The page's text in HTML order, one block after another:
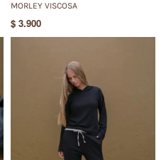
MORLEY VISCOSA
$ 3.900